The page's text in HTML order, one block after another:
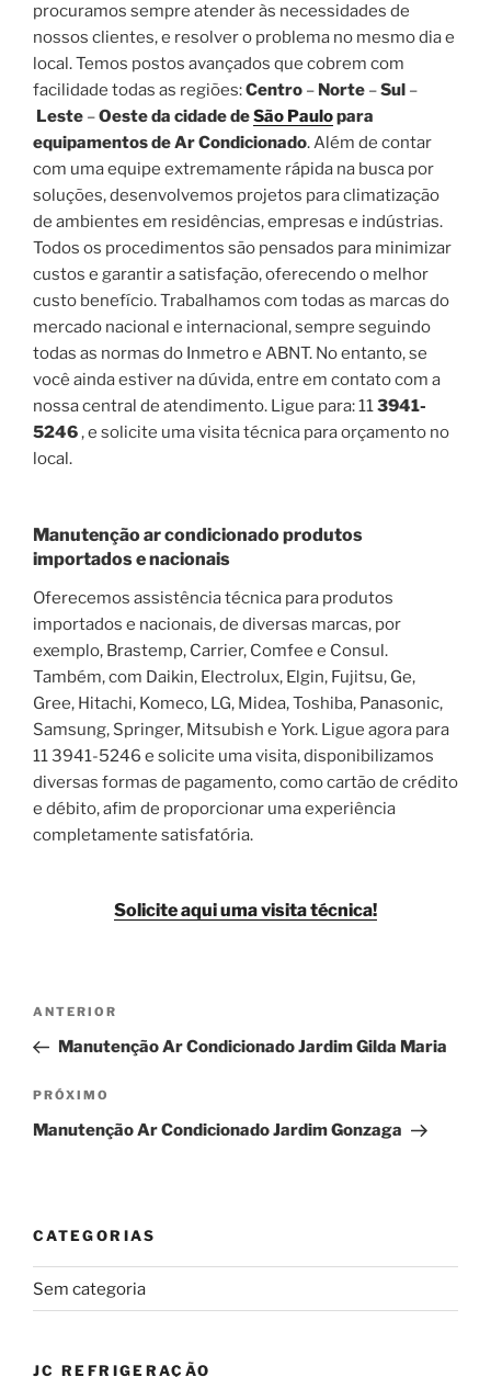
procuramos sempre atender às necessidades de
nossos clientes, e resolver o problema no mesmo dia e
local. Temos postos avançados que cobrem com
facilidade todas as regiões:Centro – Norte –Sul –
Leste –Oeste da cidade deSão Paulopara
equipamentos de Ar Condicionado. Além de contar
com uma equipe extremamente rápida na busca por
soluções, desenvolvemos projetos para climatização
de ambientes em residências, empresas e indústrias.
Todos os procedimentos são pensados para minimizar
custos e garantir a satisfação, oferecendo o melhor
custo benefício. Trabalhamos com todas as marcas do
mercado nacional e internacional, sempre seguindo
todas as normas do Inmetro e ABNT. No entanto, se
você ainda estiver na dúvida, entre em contato com a
nossa central de atendimento. Ligue para: 113941-
5246, e solicite uma visita técnica para orçamento no
local.
Manutenção ar condicionado produtos
importados e nacionais
Oferecemos assistência técnica para produtos
importados e nacionais, de diversas marcas, por
exemplo, Brastemp, Carrier, Comfee e Consul.
Também, com Daikin, Electrolux, Elgin, Fujitsu, Ge,
Gree, Hitachi, Komeco, LG, Midea, Toshiba, Panasonic,
Samsung, Springer, Mitsubish e York. Ligue agora para
11 3941-5246 e solicite uma visita, disponibilizamos
diversas formas de pagamento, como cartão de crédito
e débito, afim de proporcionar uma experiência
completamente satisfatória.
Solicite aqui uma visita técnica!
Navegação
Post
Post
anterior
ANTERIOR
Manutenção Ar Condicionado Jardim Gilda Maria
Próximo
post
PRÓXIMO
Manutenção Ar Condicionado Jardim Gonzaga
CATEGORIAS
Sem categoria
JC REFRIGERAÇÃO